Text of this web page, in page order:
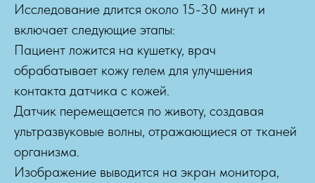
Исследование длится около 15-30 минут и
включает следующие этапы:
Пациент ложится на кушетку, врач
обрабатывает кожу гелем для улучшения
контакта датчика с кожей.
Датчик перемещается по животу, создавая
ультразвуковые волны, отражающиеся от тканей
организма.
Изображение выводится на экран монитора,